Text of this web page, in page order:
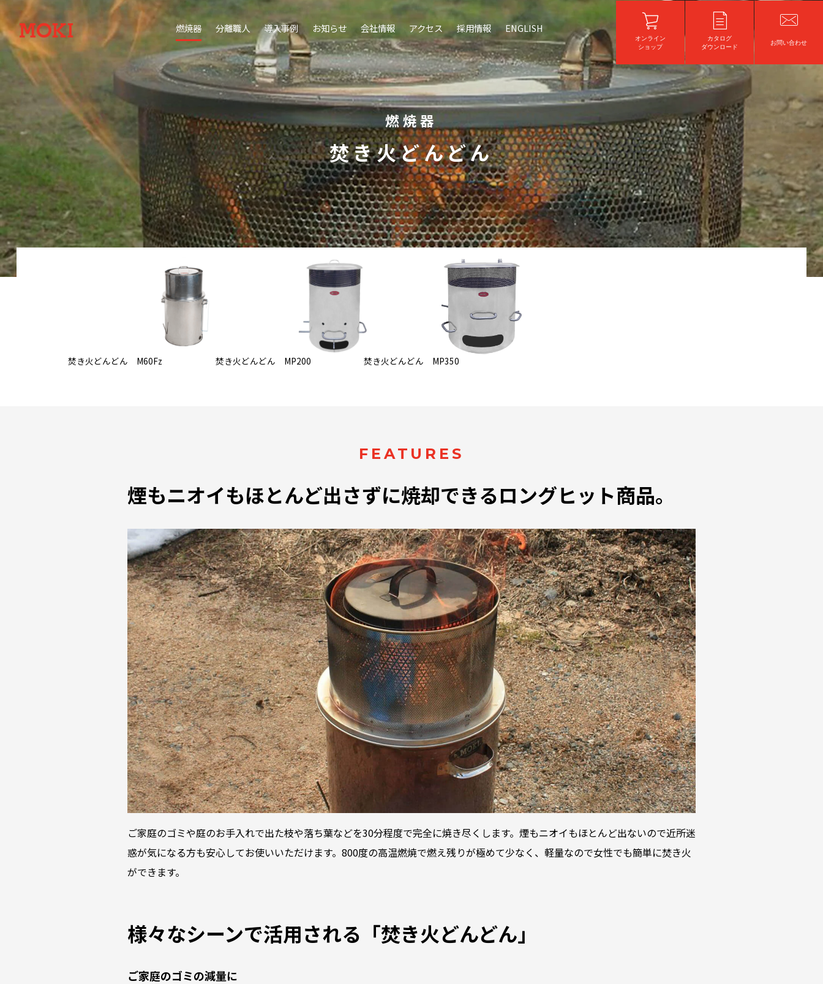
燃焼器 分離職人 導入事例 お知らせ 会社情報 アクセス 採用情報 ENGLISH
オンライン
ショップ
カタログ
ダウンロード
お問い合わせ
燃焼器
焚き火どんどん
焚き火どんどん M60Fz 焚き火どんどん MP200 焚き火どんどん MP350
FEATURES
煙もニオイもほとんど出さずに焼却できるロングヒット商品。
ご家庭のゴミや庭のお手入れで出た枝や落ち葉などを30分程度で完全に焼き尽くします。煙もニオイもほとんど出ないので近所迷
惑が気になる方も安心してお使いいただけます。800度の高温燃焼で燃え残りが極めて少なく、軽量なので女性でも簡単に焚き火
ができます。
様々なシーンで活用される「焚き火どんどん」
ご家庭のゴミの減量に